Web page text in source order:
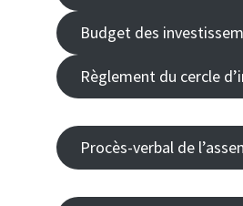
Budget des
Règlement du cercle
Procès-verbal de